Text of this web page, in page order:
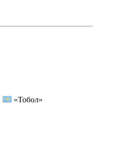
«Тобол»